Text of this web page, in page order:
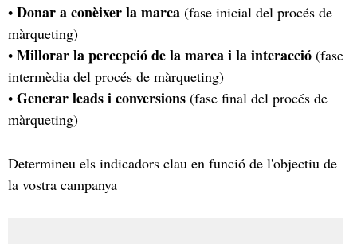
• Donar a conèixer la marca (fase inicial del procés de
màrqueting)
• Millorar la percepció de la marca i la interacció (fase
intermèdia del procés de màrqueting)
• Generar leads i conversions (fase final del procés de
màrqueting)
Determineu els indicadors clau en funció de l'objectiu de
la vostra campanya